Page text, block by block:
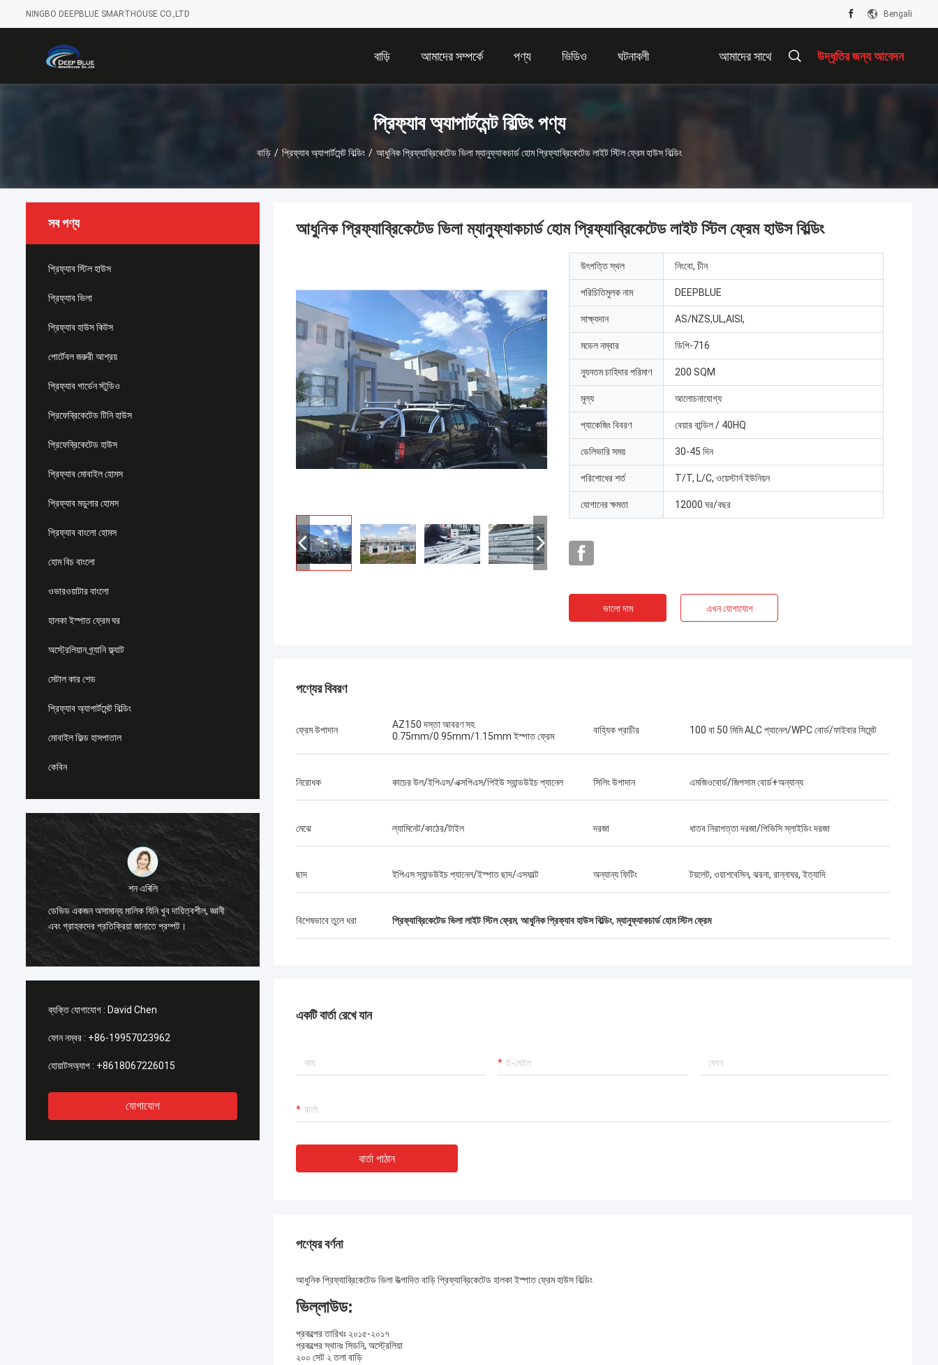
NINGBO DEEPBLUE SMARTHOUSE CO.,LTD Bengali
বাড়ি আমাদের সম্পর্কে পণ্য ভিডিও ঘটনাবলী আমাদের সাথে উদ্ধৃতির জন্য আবেদন
প্রিফ্যাব অ্যাপার্টমেন্ট বিল্ডিং পণ্য
বাড়ি / প্রিফ্যাব অ্যাপার্টমেন্ট বিল্ডিং / আধুনিক প্রিফ্যাব্রিকেটেড ভিলা ম্যানুফ্যাকচার্ড হোম প্রিফ্যাব্রিকেটেড লাইট স্টিল ফ্রেম হাউস বিল্ডিং
সব পণ্য
প্রিফ্যাব স্টিল হাউস
প্রিফ্যাব ভিলা
প্রিফ্যাব হাউস কিটস
পোর্টেবল জরুরী আশ্রয়
প্রিফ্যাব গার্ডেন স্টুডিও
প্রিফেব্রিকেটেড টিনি হাউস
প্রিফেব্রিকেটেড হাউস
প্রিফ্যাব মোবাইল হোমস
প্রিফ্যাব মডুলার হোমস
প্রিফ্যাব বাংলো হোমস
হোম বিচ বাংলো
ওভারওয়াটার বাংলো
হালকা ইস্পাত ফ্রেম ঘর
অস্ট্রেলিয়ান গ্র্যানি ফ্ল্যাট
মেটাল কার শেড
প্রিফ্যাব অ্যাপার্টমেন্ট বিল্ডিং
মোবাইল ফিল্ড হাসপাতাল
কেবিন
মাইকেল কেয়ার্নস
স্টিল ফ্রেমযুক্ত হাউজিং সলিউশন খুঁজছেন এমন লোকেদের
জন্য আমি ডিপ ব্লু স্মার্টহাউস থেকে ডেভিডকে সুপারিশ করছি
যা বিশ্বের যে কোনও জায়গায় পাঠানো যেতে পারে।
বিশ্বাস করি।
আমি জীবনে বন্ধু হতে পেরেও খুশি।
ব্যক্তি যোগাযোগ : David Chen
ফোন নম্বর : +86-19957023962
হোয়াটসঅ্যাপ : +8618067226015
যোগাযোগ
আধুনিক প্রিফ্যাব্রিকেটেড ভিলা ম্যানুফ্যাকচার্ড হোম প্রিফ্যাব্রিকেটেড লাইট স্টিল ফ্রেম হাউস বিল্ডিং
উৎপত্তি স্থল নিংবো, চীন
পরিচিতিমুলক নাম DEEPBLUE
সাক্ষ্যদান AS/NZS,UL,AISI,
মডেল নম্বার ডিপি-716
ন্যূনতম চাহিদার পরিমাণ 200 SQM
মূল্য আলোচনাযোগ্য
প্যাকেজিং বিবরণ বেয়ার বান্ডিল / 40HQ
ডেলিভারি সময় 30-45 দিন
পরিশোধের শর্ত T/T, L/C, ওয়েস্টার্ন ইউনিয়ন
যোগানের ক্ষমতা 12000 ঘর/বছর
ভালো দাম এখন যোগাযোগ
পণ্যের বিবরণ
ফ্রেম উপাদান
AZ150 দস্তা আবরণ সহ
0.75mm/0.95mm/1.15mm ইস্পাত ফ্রেম
বাহ্যিক প্রাচীর 100 বা 50 মিমি ALC প্যানেল/WPC বোর্ড/ফাইবার সিমেন্ট
নিরোধক কাচের উল/ইপিএস/এক্সপিএস/পিইউ স্যান্ডউইচ প্যানেল সিলিং উপাদান এমজিওবোর্ড/জিপসাম বোর্ড+অন্যান্য
মেঝে ল্যামিনেট/কাঠের/টাইল দরজা ধাতব নিরাপত্তা দরজা/পিভিসি স্লাইডিং দরজা
ছাদ ইপিএস স্যান্ডউইচ প্যানেল/ইস্পাত ছাদ/এসফাল্ট অন্যান্য ফিটিং টয়লেট, ওয়াশবেসিন, ঝরনা, রান্নাঘর, ইত্যাদি
বিশেষভাবে তুলে ধরা প্রিফ্যাব্রিকেটেড ভিলা লাইট স্টিল ফ্রেম, আধুনিক প্রিফ্যাব হাউস বিল্ডিং,ম্যানুফ্যাকচার্ড হোম স্টিল ফ্রেম
একটি বার্তা রেখে যান
বার্তা পাঠান
পণ্যের বর্ণনা
আধুনিক প্রিফ্যাব্রিকেটেড ভিলা উত্পাদিত বাড়ি প্রিফ্যাব্রিকেটেড হালকা ইস্পাত ফ্রেম হাউস বিল্ডিং
ভিল্লাউড:
প্রকল্পের তারিখঃ ২০১৫-২০১৭
প্রকল্পের স্থানঃ সিডনি, অস্ট্রেলিয়া
২০০ সেট ২ তলা বাড়ি